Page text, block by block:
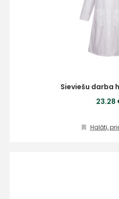
Sieviešu darba
23.28
Halāti,